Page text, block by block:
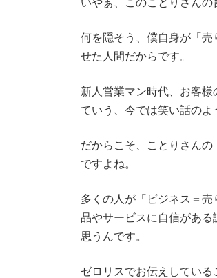
何を隠そう、僕自身が「
せた人間だからです。
新人営業マン時代、お客
ていう、今では笑い話の
だからこそ、ことりさんの
ですよね。
多くの人が「ビジネス＝
品やサービスに自信があ
思うんです。
ゼロリスでお伝えしている